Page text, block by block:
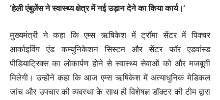
’हेली एंबुलेंस ने स्वास्थ्य क्षेत्र में नई उड़ान देने का किया कार्य।’
मुख्यमंत्री ने कहा कि एम्स ऋषिकेश में ट्रॉमा सेंटर में पिक्चर
आर्काइविंग एंड कम्युनिकेशन सिस्टम और सेंटर फॉर एडवांस्ड
पीडियाट्रिक्स का लोकार्पण होने से स्वास्थ्य सेवाओं को और मजबूती
मिलेगी। उन्होंने कहा कि आज एम्स ऋषिकेश में अत्याधुनिक मेडिकल
जांच और उपचार की व्यवस्था के साथ ही विशेषज्ञ डॉक्टर की टीम द्वारा